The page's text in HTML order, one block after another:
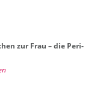
zur Frau – die Pe­ri­